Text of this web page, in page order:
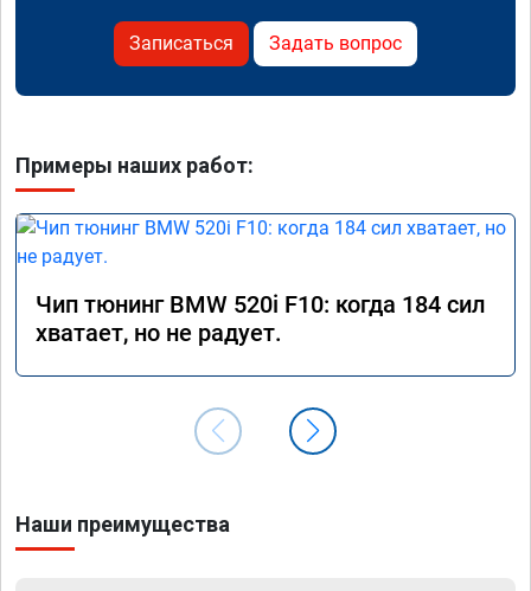
Записаться Задать вопрос
Примеры наших работ:
Чип тюнинг BMW 520i F10: когда 184 сил
хватает, но не радует.
Наши преимущества